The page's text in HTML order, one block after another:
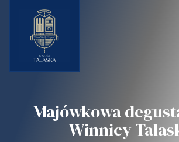
Majówkowa
Winnicy